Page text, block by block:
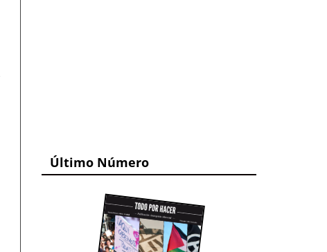
Último Número